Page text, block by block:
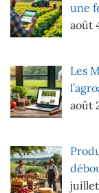
une
août
Les
août